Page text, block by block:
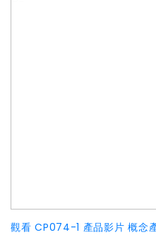
觀看 CP074-1 產品影片 概念